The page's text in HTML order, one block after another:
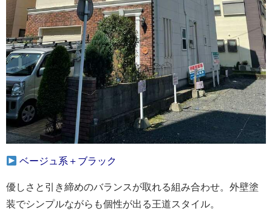
ベージュ系＋ブラック
優しさと引き締めのバランスが取れる組み合わせ。外壁塗
装でシンプルながらも個性が出る王道スタイル。